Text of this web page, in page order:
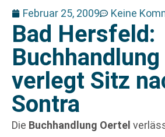
Februar 25, 2009 Keine
Bad Hersfeld:
Buchhandlung
verlegt Sitz
Sontra
Die Buchhandlung Oertel